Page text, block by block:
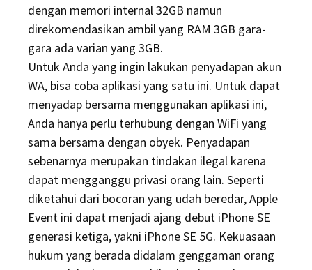
dengan memori internal 32GB namun
direkomendasikan ambil yang RAM 3GB gara-
gara ada varian yang 3GB.
Untuk Anda yang ingin lakukan penyadapan akun
WA, bisa coba aplikasi yang satu ini. Untuk dapat
menyadap bersama menggunakan aplikasi ini,
Anda hanya perlu terhubung dengan WiFi yang
sama bersama dengan obyek. Penyadapan
sebenarnya merupakan tindakan ilegal karena
dapat mengganggu privasi orang lain. Seperti
diketahui dari bocoran yang udah beredar, Apple
Event ini dapat menjadi ajang debut iPhone SE
generasi ketiga, yakni iPhone SE 5G. Kekuasaan
hukum yang berada didalam genggaman orang